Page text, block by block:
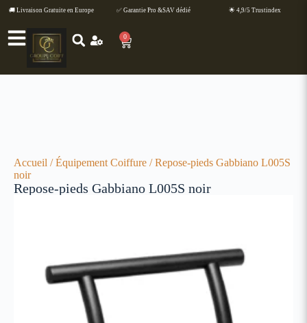
🚚 Livraison Gratuite en Europe ✅ Garantie Pro &SAV dédié 🌟 4,9/5 Trustindex
0
Accueil /Équipement Coiffure / Repose-pieds Gabbiano L005S
noir
Repose-pieds Gabbiano L005S noir